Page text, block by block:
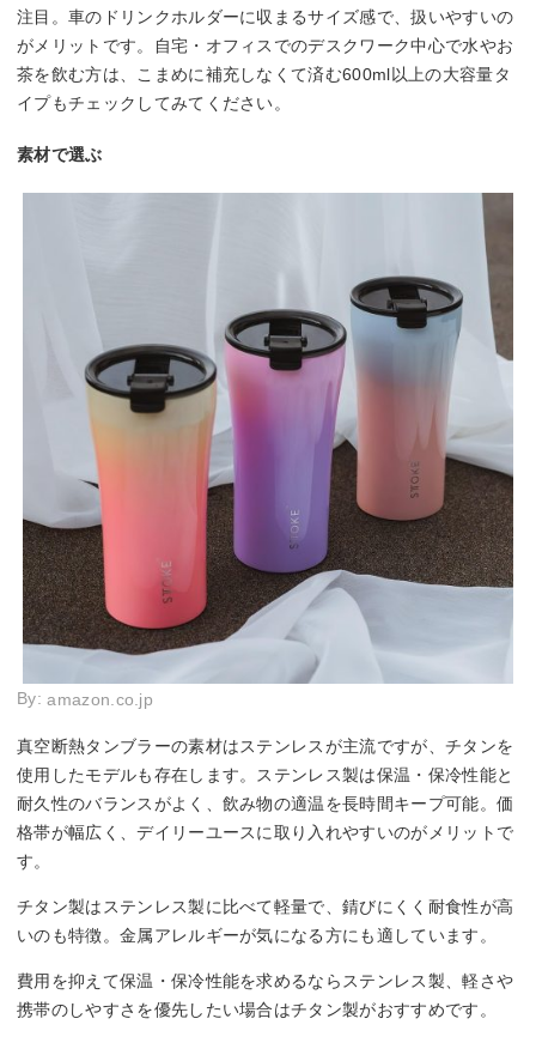
注目。車のドリンクホルダーに収まるサイズ感で、扱いやすいの
がメリットです。自宅・オフィスでのデスクワーク中心で水やお
茶を飲む方は、こまめに補充しなくて済む600ml以上の大容量タ
イプもチェックしてみてください。
素材で選ぶ
By:amazon.co.jp
真空断熱タンブラーの素材はステンレスが主流ですが、チタンを
使用したモデルも存在します。ステンレス製は保温・保冷性能と
耐久性のバランスがよく、飲み物の適温を長時間キープ可能。価
格帯が幅広く、デイリーユースに取り入れやすいのがメリットで
す。
チタン製はステンレス製に比べて軽量で、錆びにくく耐食性が高
いのも特徴。金属アレルギーが気になる方にも適しています。
費用を抑えて保温・保冷性能を求めるならステンレス製、軽さや
携帯のしやすさを優先したい場合はチタン製がおすすめです。